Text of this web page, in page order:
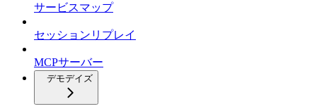
サービスマップ
セッションリプレイ
MCPサーバー
デモデイズ